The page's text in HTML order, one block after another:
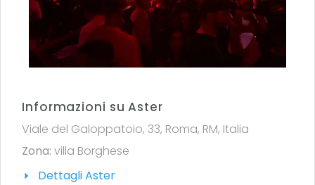
Informazioni su Aster
Viale del Galoppatoio, 33, Roma, RM, Italia
Zona: villa Borghese
Dettagli Aster